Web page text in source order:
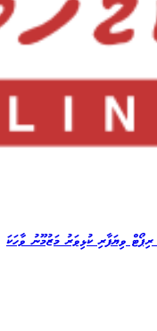
ރިޕޯޓް ވިޔަފާރިކުޅިވަރު މަޒުމޫނު ވާހަކަ